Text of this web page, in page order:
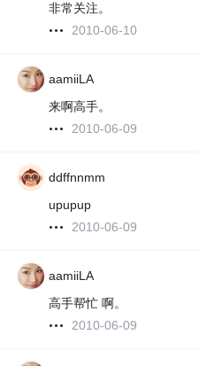
非常关注。
2010-06-10
aamiiLA
来啊高手。
2010-06-09
ddffnnmm
upupup
2010-06-09
aamiiLA
高手帮忙 啊。
2010-06-09